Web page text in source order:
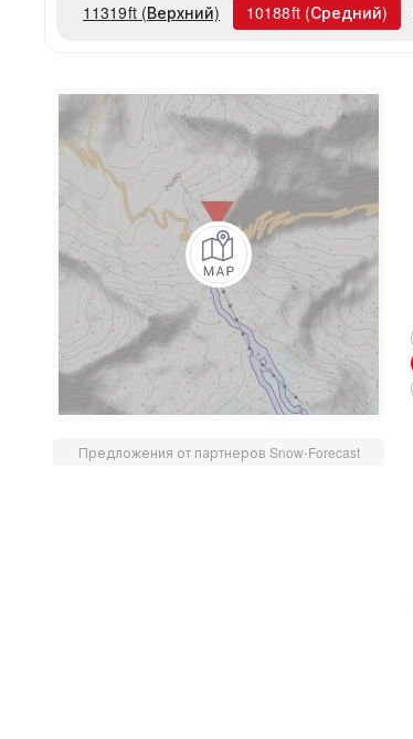
11319ft (Верхний) 10188ft (Средний)
Предложения от партнеров Snow-Forecast